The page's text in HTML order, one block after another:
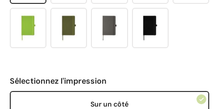
Sélectionnez l'impression
Sur un côté